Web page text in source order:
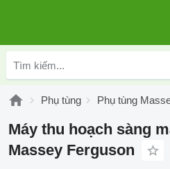
Phụ tùng Phụ tùng
Máy thu hoạch sàng
Massey Ferguson